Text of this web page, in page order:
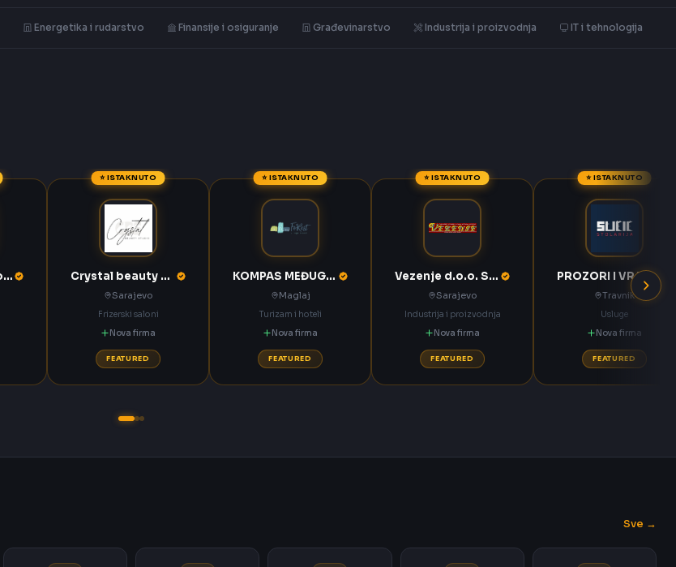
Energetika i rudarstvo Finansije i osiguranje Građevinarstvo Industrija i proizvodnja IT i tehnologija
ANALITIKA d.o.o. Sarajevo
⭐ ISTAKNUTO
Crystal beauty studio Sarajevo
Sarajevo
Frizerski saloni
Nova firma
FEATURED
⭐ ISTAKNUTO
KOMPAS MEĐUGORJE d.d. Međugorje
Maglaj
Turizam i hoteli
Nova firma
FEATURED
⭐ ISTAKNUTO
Vezenje d.o.o. Sarajevo
Sarajevo
Industrija i proizvodnja
Nova firma
FEATURED
⭐ ISTAKNUTO
PROZORI I VRATA Sučić Nova Bila
Travnik
Usluge
Nova firma
FEATURED
Sve →